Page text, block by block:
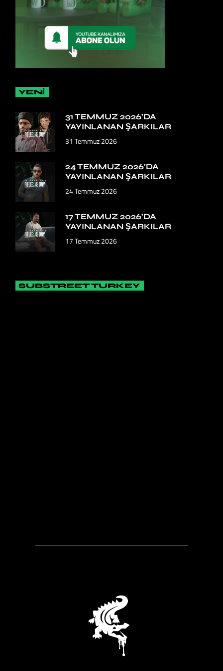
YENİ
31 TEMMUZ 2026’DA
YAYINLANAN ŞARKILAR
31 Temmuz 2026
24 TEMMUZ 2026’DA
YAYINLANAN ŞARKILAR
24 Temmuz 2026
17 TEMMUZ 2026’DA
YAYINLANAN ŞARKILAR
17 Temmuz 2026
SUBSTREET TURKEY